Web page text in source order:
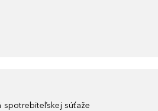
spotrebiteľskej súťaže